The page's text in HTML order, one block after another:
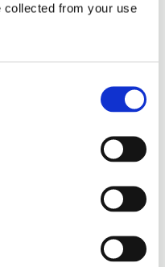
collected from your use
synger gamle og
med de små og
i vores lille kirkekcafé.